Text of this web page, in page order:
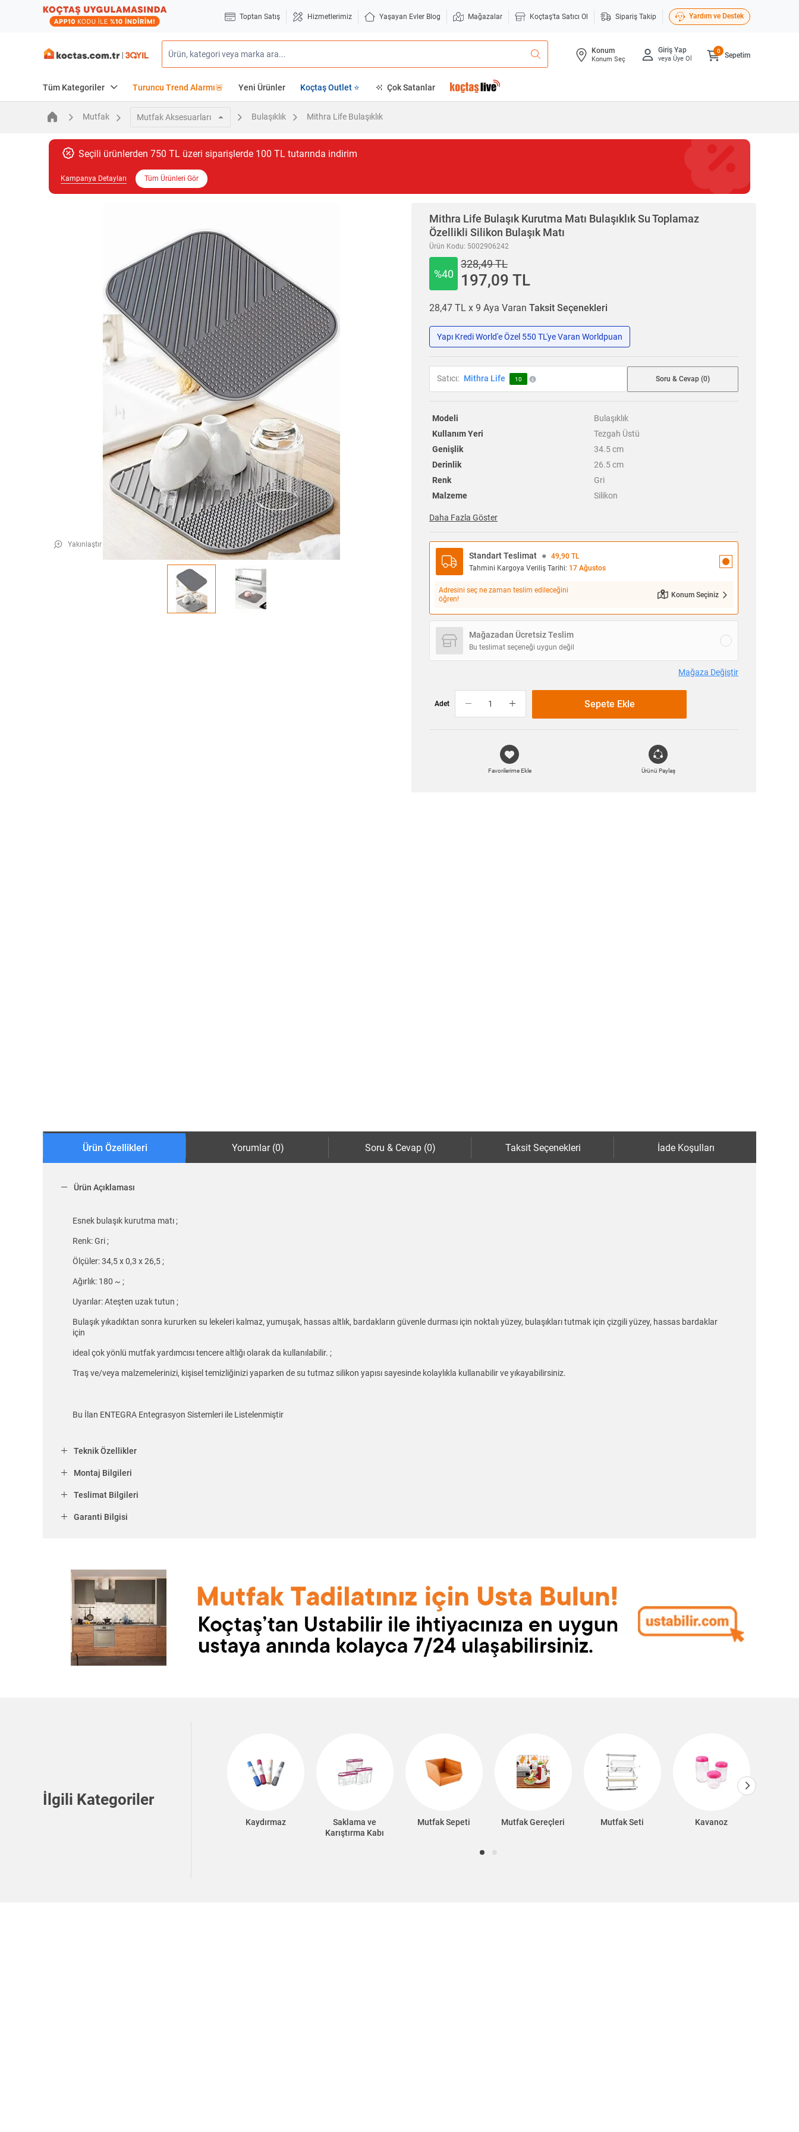
Toptan Satış Hizmetlerimiz Yaşayan Evler Blog Mağazalar Koçtaş'ta Satıcı Ol Sipariş Takip Yardım ve Destek
Konum
Konum Seç
Giriş Yap
veya Üye Ol Sepetim
0
Tüm Kategoriler Turuncu Trend Alarmı🚨 Yeni Ürünler Koçtaş Outlet ⭐ Çok Satanlar
Mutfak Mutfak Aksesuarları Bulaşıklık Mithra Life Bulaşıklık
Seçili ürünlerden 750 TL üzeri siparişlerde 100 TL tutarında indirim
Kampanya Detayları Tüm Ürünleri Gör
Yakınlaştır
Mithra Life Bulaşık Kurutma Matı Bulaşıklık Su Toplamaz
Özellikli Silikon Bulaşık Matı
Ürün Kodu: 5002906242
%40
328,49 TL
197,09 TL
28,47 TL x 9 Aya Varan Taksit Seçenekleri
Yapı Kredi World'e Özel 550 TL'ye Varan Worldpuan
Satıcı: Mithra Life 10 Soru & Cevap (0)
Modeli
Bulaşıklık
Kullanım Yeri
Tezgah Üstü
Genişlik
34.5 cm
Derinlik
26.5 cm
Renk
Gri
Malzeme
Silikon
Daha Fazla Göster
Standart Teslimat ●
49,90 TL
Tahmini Kargoya Veriliş Tarihi: 17 Ağustos
Adresini seç ne zaman teslim edileceğini
öğren!
Konum Seçiniz
Mağazadan Ücretsiz Teslim
Bu teslimat seçeneği uygun değil
Mağaza Değiştir
Adet Sepete Ekle
Favorilerime Ekle Ürünü Paylaş
Ürün Özellikleri Yorumlar (0) Soru & Cevap (0) Taksit Seçenekleri İade Koşulları
Ürün Açıklaması
Esnek bulaşık kurutma matı ;
Renk: Gri ;
Ölçüler: 34,5 x 0,3 x 26,5 ;
Ağırlık: 180 ~ ;
Uyarılar: Ateşten uzak tutun ;
Bulaşık yıkadıktan sonra kururken su lekeleri kalmaz, yumuşak, hassas altlık, bardakların güvenle durması için noktalı yüzey, bulaşıkları tutmak için çizgili yüzey, hassas bardaklar
için
ideal çok yönlü mutfak yardımcısı tencere altlığı olarak da kullanılabilir. ;
Traş ve/veya malzemelerinizi, kişisel temizliğinizi yaparken de su tutmaz silikon yapısı sayesinde kolaylıkla kullanabilir ve yıkayabilirsiniz.
Bu İlan ENTEGRA Entegrasyon Sistemleri ile Listelenmiştir
Teknik Özellikler
Montaj Bilgileri
Teslimat Bilgileri
Garanti Bilgisi
İlgili Kategoriler
Kaydırmaz
Saklama ve
Karıştırma Kabı
Mutfak Sepeti Mutfak Gereçleri Mutfak Seti Kavanoz